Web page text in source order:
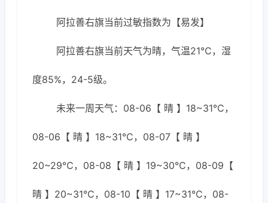
阿拉善右旗当前过敏指数为【易发】
阿拉善右旗当前天气为晴，气温21℃，湿
度85%，24-5级。
未来一周天气：08-06【 晴 】18~31℃，
08-06【 晴 】18~31℃，08-07【 晴 】
20~29℃，08-08【 晴 】19~30℃，08-09【
晴 】20~31℃，08-10【 晴 】17~31℃，08-